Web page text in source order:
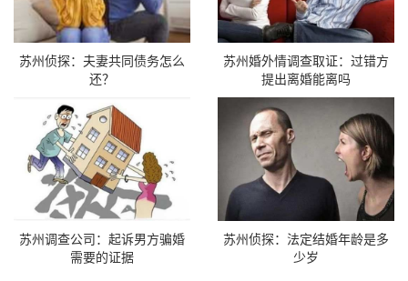
苏州侦探：夫妻共同债务怎么
还？
苏州婚外情调查取证：过错方
提出离婚能离吗
苏州调查公司：起诉男方骗婚
需要的证据
苏州侦探：法定结婚年龄是多
少岁